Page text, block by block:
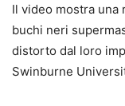
Il video mostra
buchi neri
distorto dal loro
Swinburne